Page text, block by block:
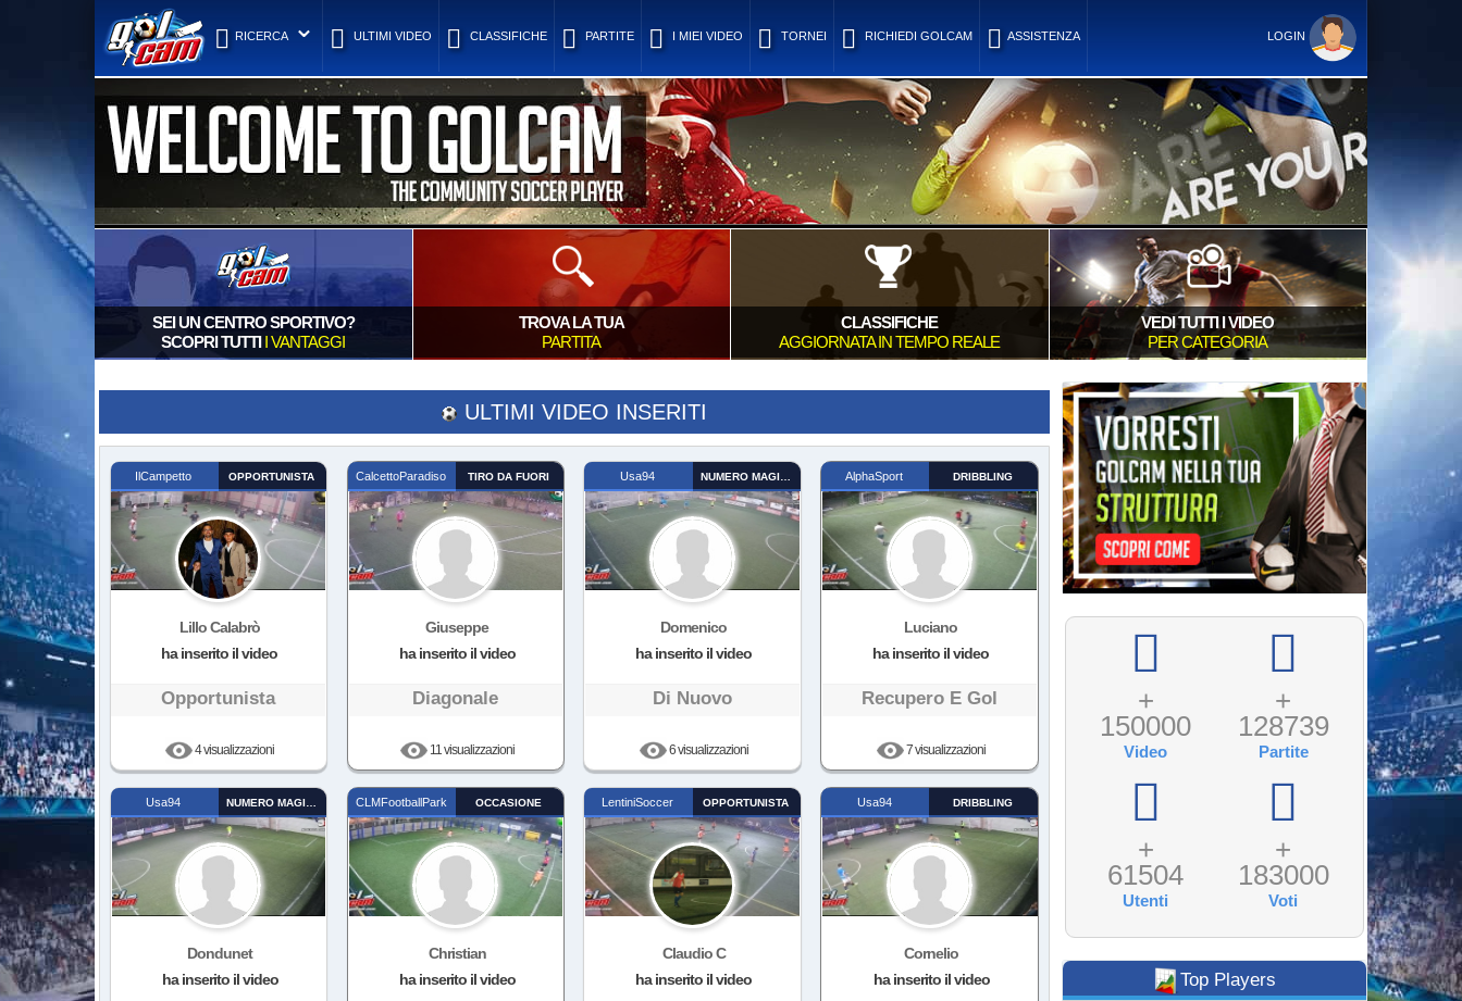
RICERCA ULTIMI VIDEO CLASSIFICHE PARTITE I MIEI VIDEO TORNEI RICHIEDI GOLCAM ASSISTENZA LOGIN
SEI UN CENTRO SPORTIVO?
SCOPRI TUTTII VANTAGGI
TROVA LA TUA
PARTITA
CLASSIFICHE
AGGIORNATA IN TEMPO REALE
VEDI TUTTI I VIDEO
PER CATEGORIA
ULTIMI VIDEO INSERITI
IlCampetto OPPORTUNISTA
Lillo Calabrò
ha inserito il video
Opportunista
4 visualizzazioni
CalcettoParadiso TIRO DA FUORI
Giuseppe
ha inserito il video
Diagonale
11 visualizzazioni
Usa94 NUMERO MAGICO
Domenico
ha inserito il video
Di Nuovo
6 visualizzazioni
AlphaSport DRIBBLING
Luciano
ha inserito il video
Recupero E Gol
7 visualizzazioni
Usa94 NUMERO MAGICO
Dondunet
ha inserito il video
CLMFootballPark OCCASIONE
Christian
ha inserito il video
LentiniSoccer OPPORTUNISTA
Claudio C
ha inserito il video
Usa94 DRIBBLING
Cornelio
ha inserito il video
+
150000
Video
+
128739
Partite
+
61504
Utenti
+
183000
Voti
Top Players